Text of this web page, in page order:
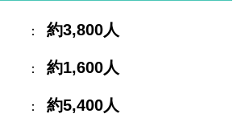
： 約3,800人
： 約1,600人
： 約5,400人